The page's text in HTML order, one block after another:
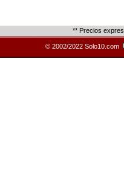
** Precios
© 2002/2022 Solo10.com